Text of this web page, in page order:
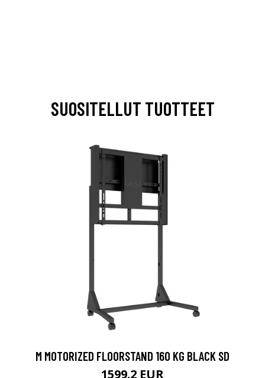
SUOSITELLUT TUOTTEET
M MOTORIZED FLOORSTAND 160 KG BLACK SD
1599.2 EUR